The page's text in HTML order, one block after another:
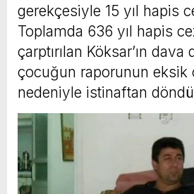
gerekçesiyle 15 yıl hapis
Toplamda 636 yıl hapis
çarptırılan Köksar’ın dava
çocuğun raporunun eksik
nedeniyle istinaftan